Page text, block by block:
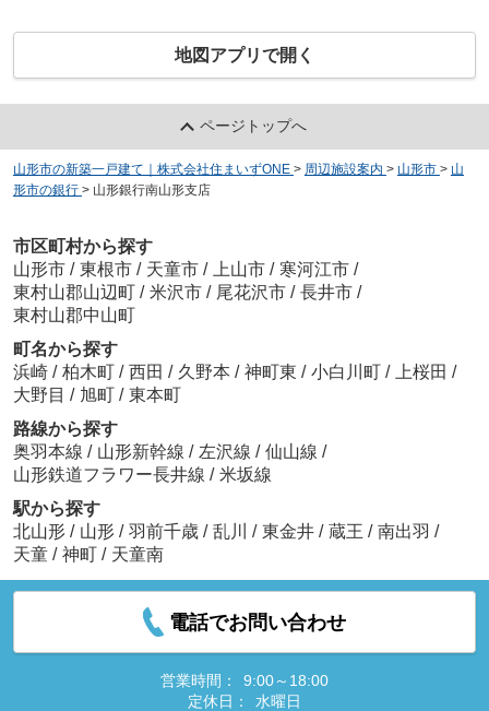
地図アプリで開く
ページトップへ
山形市の新築一戸建て｜株式会社住まいずONE > 周辺施設案内 > 山形市 > 山
形市の銀行 > 山形銀行南山形支店
市区町村から探す
山形市 / 東根市 / 天童市 / 上山市 / 寒河江市 /
東村山郡山辺町 / 米沢市 / 尾花沢市 / 長井市 /
東村山郡中山町
町名から探す
浜崎 / 柏木町 / 西田 / 久野本 / 神町東 / 小白川町 / 上桜田 /
大野目 / 旭町 / 東本町
路線から探す
奥羽本線 / 山形新幹線 / 左沢線 / 仙山線 /
山形鉄道フラワー長井線 / 米坂線
駅から探す
北山形 / 山形 / 羽前千歳 / 乱川 / 東金井 / 蔵王 / 南出羽 /
天童 / 神町 / 天童南
電話でお問い合わせ
営業時間：
9:00～18:00
定休日：
水曜日